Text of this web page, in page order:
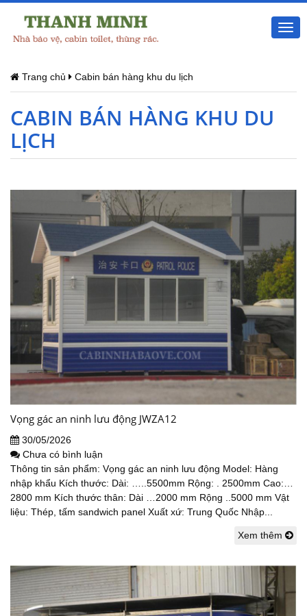
Trang chủ Cabin bán hàng khu du lịch
CABIN BÁN HÀNG KHU DU
LỊCH
Vọng gác an ninh lưu động JWZA12
30/05/2026
Chưa có bình luận
Thông tin sản phẩm: Vọng gác an ninh lưu động Model: Hàng
nhập khẩu Kích thước: Dài: …..5500mm Rộng: . 2500mm Cao:…
2800 mm Kích thước thân: Dài …2000 mm Rộng ..5000 mm Vật
liệu: Thép, tấm sandwich panel Xuất xứ: Trung Quốc Nhập...
Xem thêm